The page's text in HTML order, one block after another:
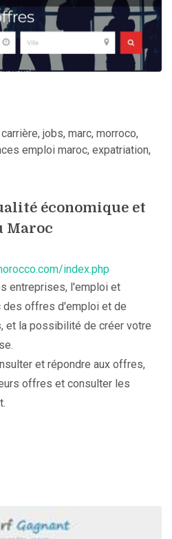
jobs, marc, morroco,
emploi maroc, expatriation,
économique et
Maroc
index.php
entreprises, l'emploi et
des offres d'emploi et de
et la possibilité de créer votre
et répondre aux offres,
offres et consulter les